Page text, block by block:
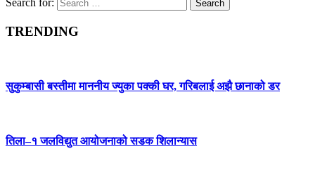
Search for:
TRENDING
सुकुम्बासी बस्तीमा माननीय ज्युका पक्की घर, गरिबलाई अझै छानाको डर
तिला–१ जलविद्युत आयोजनाको सडक शिलान्यास